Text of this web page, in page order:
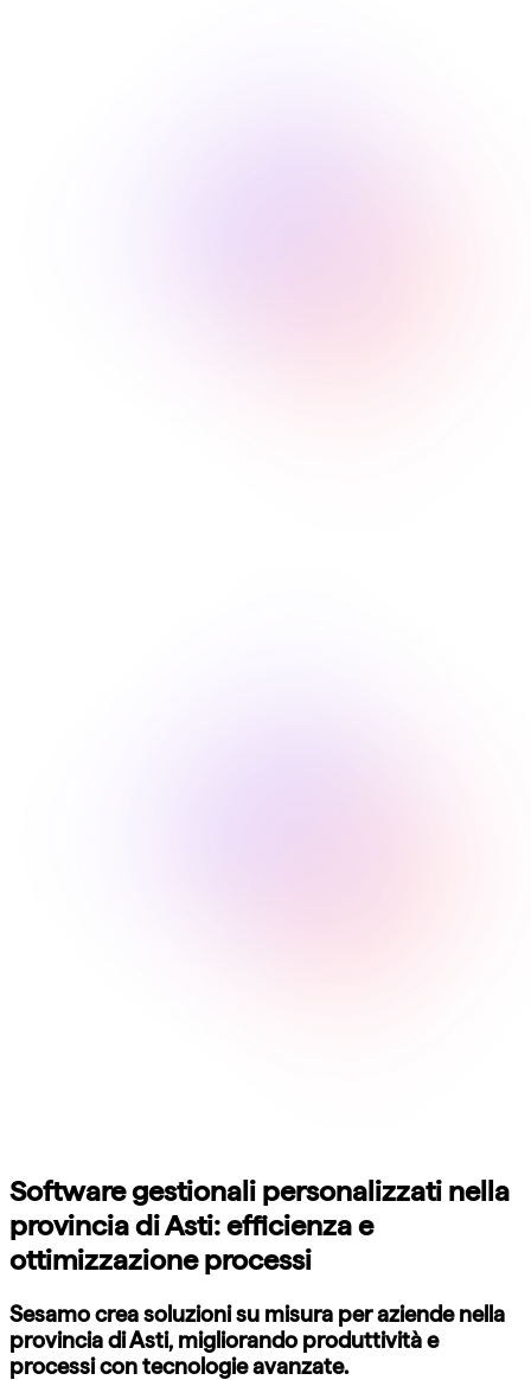
Software gestionali personalizzati nella
provincia di Asti: efficienza e
ottimizzazione processi
Sesamo crea soluzioni su misura per aziende nella
provincia di Asti, migliorando produttività e
processi con tecnologie avanzate.